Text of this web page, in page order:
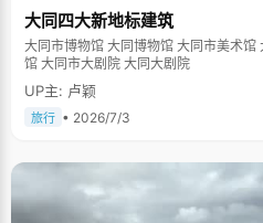
大同四大新地标建筑
大同市博物馆 大同博物馆 大同市美术馆 大同美术馆 大同市图书馆 大同图书
馆 大同市大剧院 大同大剧院
UP主: 卢颖
旅行 • 2026/7/3